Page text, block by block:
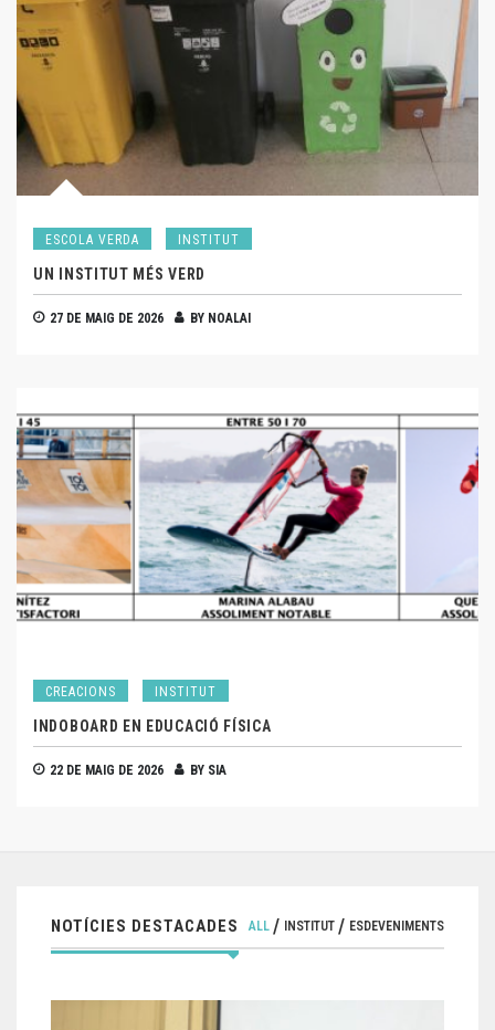
ESCOLA VERDA INSTITUT
UN INSTITUT MÉS VERD
27 DE MAIG DE 2026 BY NOALAI
CREACIONS INSTITUT
INDOBOARD EN EDUCACIÓ FÍSICA
22 DE MAIG DE 2026 BY SIA
NOTÍCIES DESTACADES ALL INSTITUT ESDEVENIMENTS